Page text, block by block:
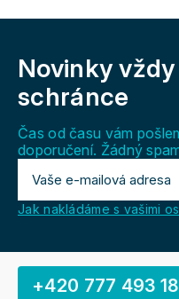
Novinky vždy
schránce
Čas od času vám
doporučení. Žádný
Jak nakládáme s vašimi
+420 777 493